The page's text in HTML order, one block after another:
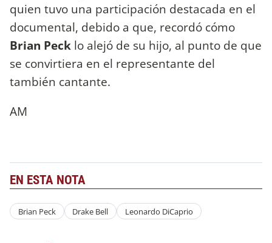
quien tuvo una participación destacada en el
documental, debido a que, recordó cómo
Brian Peck lo alejó de su hijo, al punto de que
se convirtiera en el representante del
también cantante.
AM
EN ESTA NOTA
Brian Peck Drake Bell Leonardo DiCaprio